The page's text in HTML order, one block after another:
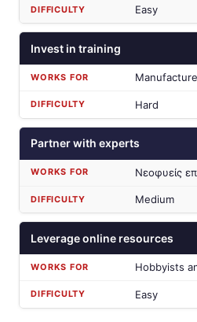
Easy
Invest in training
Hard
Partner with experts
Νεοφυείς
Medium
Leverage online resources
Hobbyists
Easy